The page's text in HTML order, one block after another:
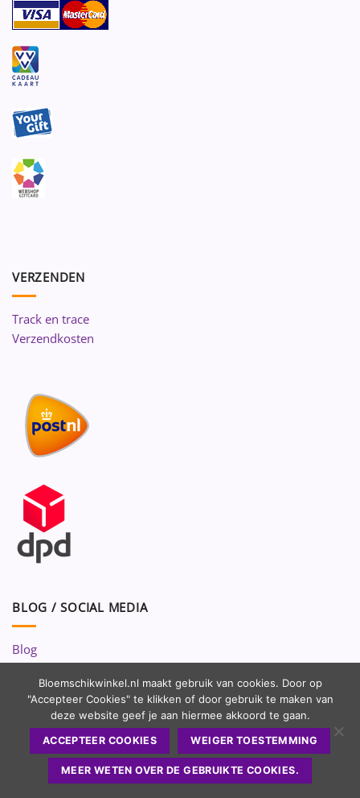
VERZENDEN
Track en trace
Verzendkosten
BLOG / SOCIAL MEDIA
Blog
Volg ons op:
Copyright 2010 - 2026 ©Bloemschikwinkel
Bloemschikwinkel.nl maakt gebruik van cookies. Door op
"Accepteer Cookies" te klikken of door gebruik te maken van
deze website geef je aan hiermee akkoord te gaan.
ACCEPTEER COOKIES WEIGER TOESTEMMING
MEER WETEN OVER DE GEBRUIKTE COOKIES.